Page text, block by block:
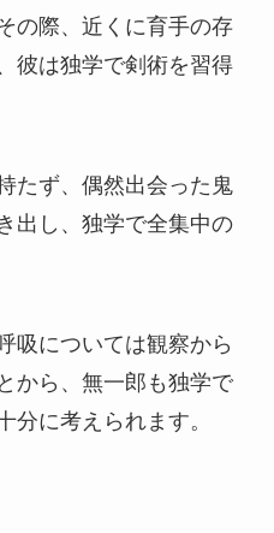
の際、近くに育手の存
彼は独学で剣術を習得
たず、偶然出会った鬼
出し、独学で全集中の
吸については観察から
から、無一郎も独学で
分に考えられます。